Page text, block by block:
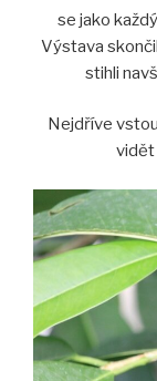
se jako
Výstava
stihli
Nejdříve
vidět